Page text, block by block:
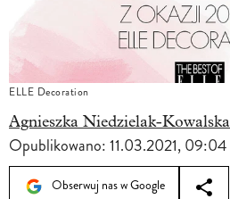
ELLE Decoration
Agnieszka Niedzielak-Kowalska
Opublikowano:11.03.2021, 09:04
Obserwuj nas w Google